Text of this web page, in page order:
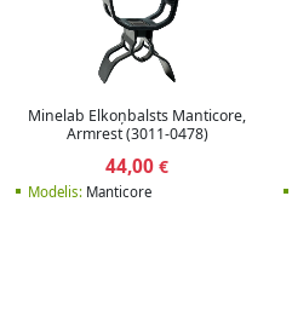
Minelab Elkoņbalsts Manticore,
Armrest (3011-0478)
44,00 €
Modelis:Manticore